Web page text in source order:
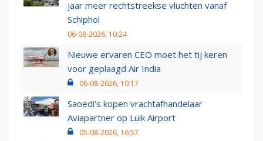
jaar meer rechtstreekse vluchten vanaf
Schiphol
06-08-2026, 10:24
Nieuwe ervaren CEO moet het tij keren
voor geplaagd Air India
06-08-2026, 10:17
Saoedi’s kopen vrachtafhandelaar
Aviapartner op Luik Airport
05-08-2026, 16:57